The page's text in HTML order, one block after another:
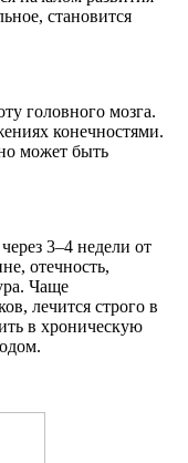
становится
головного мозга.
конечностями.
может быть
3–4 недели от
отечность,
Чаще
лечится строго в
в хроническую